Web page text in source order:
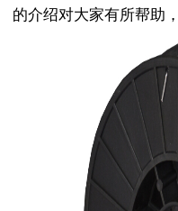
的介绍对大家有所帮助